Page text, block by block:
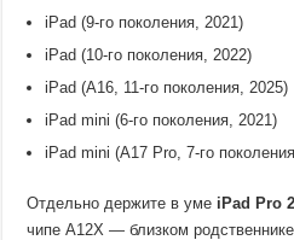
iPad (9-го поколения, 2021)
iPad (10-го поколения, 2022)
iPad (A16, 11-го поколения, 2025)
iPad mini (6-го поколения, 2021)
iPad mini (A17 Pro, 7-го
Отдельно держите в уме iPad Pro
чипе A12X — близком